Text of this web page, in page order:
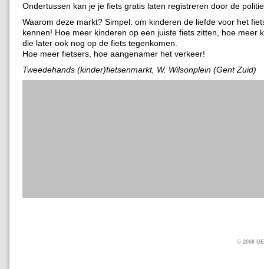
Ondertussen kan je je fiets gratis laten registreren door de
Waarom deze markt? Simpel: om kinderen de liefde voor het
kennen! Hoe meer kinderen op een juiste fiets zitten, hoe meer
die later ook nog op de fiets tegenkomen.
Hoe meer fietsers, hoe aangenamer het verkeer!
Tweedehands (kinder)fietsenmarkt, W. Wilsonplein (Gent Zuid)
© 2008